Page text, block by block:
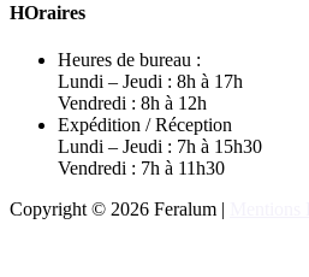
HOraires
Heures de bureau :
Lundi – Jeudi : 8h à 17h
Vendredi : 8h à 12h
Expédition / Réception
Lundi – Jeudi : 7h à 15h30
Vendredi : 7h à 11h30
Copyright © 2026 Feralum |